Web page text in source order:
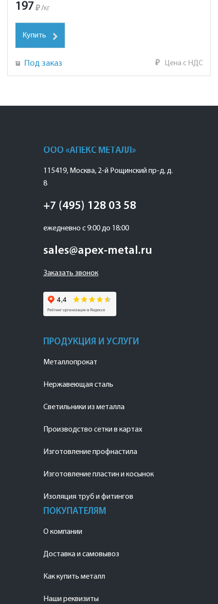
197 ₽ /кг
Купить
Под заказ ₽ Цена с НДС
ООО «АПЕКС МЕТАЛЛ»
115419, Москва, 2-й Рощинский пр-д, д.
8
+7 (495) 128 03 58
ежедневно с 9:00 до 18:00
sales@apex-metal.ru
Заказать звонок
ПРОДУКЦИЯ И УСЛУГИ
Металлопрокат
Нержавеющая сталь
Светильники из металла
Производство сетки в картах
Изготовление профнастила
Изготовление пластин и косынок
Изоляция труб и фитингов
ПОКУПАТЕЛЯМ
О компании
Доставка и самовывоз
Как купить металл
Наши реквизиты